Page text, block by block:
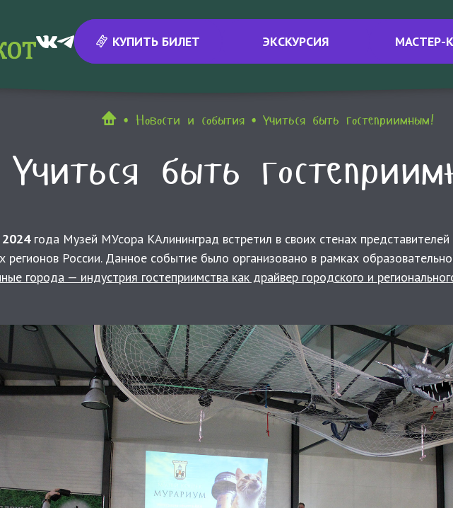
КУПИТЬ БИЛЕТ ЭКСКУРСИЯ МАСТЕР-
Новости и события Учиться быть гостеприимным!
Учиться быть
года Музей МУсора КАлининград встретил в своих стенах представителей
регионов России. Данное событие было организовано в рамках
города — индустрия гостеприимства как драйвер городского и